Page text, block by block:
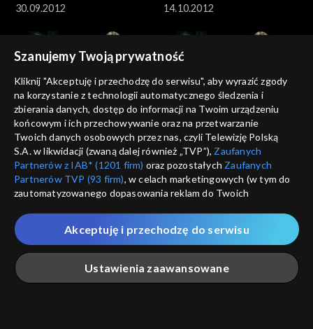
30.09.2012
14.10.2012
Kocham Kino
21.10.2012
Kocham Kino
28.10.2012
Kocham Kino
04.11.2012
Kocham Kino
18.11.2012
Szanujemy Twoją prywatność
Kliknij "Akceptuję i przechodzę do serwisu", aby wyrazić zgody
na korzystanie z technologii automatycznego śledzenia i
zbierania danych, dostęp do informacji na Twoim urządzeniu
końcowym i ich przechowywanie oraz na przetwarzanie
Twoich danych osobowych przez nas, czyli Telewizję Polską
S.A. w likwidacji (zwaną dalej również „TVP”), Zaufanych
Partnerów z IAB* (1201 firm) oraz pozostałych Zaufanych
Partnerów TVP (93 firm), w celach marketingowych (w tym do
zautomatyzowanego dopasowania reklam do Twoich
które wskazujemy poniżej, a także zgody na udostępnianie
przez nas identyfikatora PPID do Google.
Twoje dane osobowe zbierane podczas odwiedzania przez
Ciebie naszych
poszczególnych serwisówzwanych dalej
„Portalem”, w tym informacje zapisywane za pomocą
Ustawienia zaawansowane
Akceptuję i przechodzę do serwisu